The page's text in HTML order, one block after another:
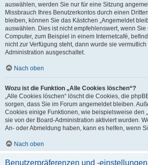
auswählen, werden Sie nur für eine Sitzung
Missbrauch Ihres Benutzerkontos durch einen
bleiben, können Sie das Kästchen „Angemeldet
auswählen. Dies ist nicht empfehlenswert, wenn
Computer, zum Beispiel in einem Internetcafé,
nicht zur Verfügung steht, dann wurde sie
Administration ausgeschaltet.
Nach oben
Wozu ist die Funktion „Alle Cookies löschen“?
„Alle Cookies löschen“ löscht die Cookies, die
sorgen, dass Sie im Forum angemeldet bleiben.
Cookies einige Funktionen, wie beispielsweise den
sie von der Board-Administration aktiviert wurden.
An- oder Abmeldung haben, kann es helfen, wenn
Nach oben
Benutzerpräferenzen und -einstellungen